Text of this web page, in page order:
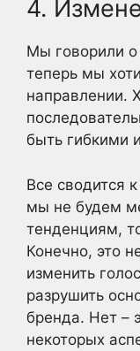
4.
Мы говорили о
теперь мы
направлении.
быть гибкими
Все сводится
мы не будем
тенденциям,
Конечно, это
изменить
разрушить
бренда. Нет –
некоторых